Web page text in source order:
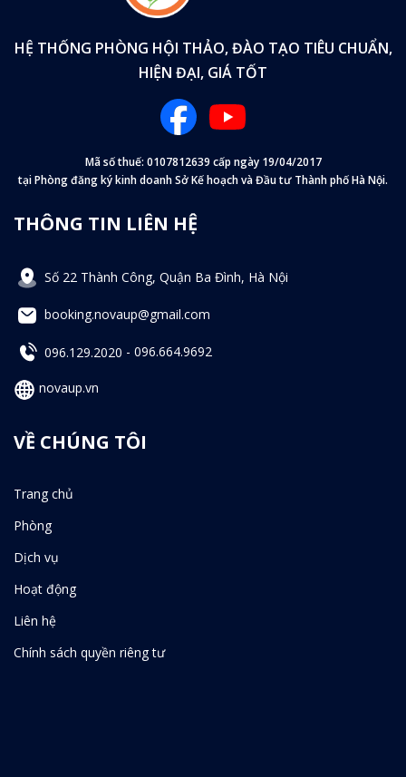
HỆ THỐNG PHÒNG HỘI THẢO, ĐÀO TẠO TIÊU CHUẨN,
HIỆN ĐẠI, GIÁ TỐT
Mã số thuế: 0107812639 cấp ngày 19/04/2017
tại Phòng đăng ký kinh doanh Sở Kế hoạch và Đầu tư Thành phố Hà Nội.
THÔNG TIN LIÊN HỆ
Số 22 Thành Công, Quận Ba Đình, Hà Nội
booking.novaup@gmail.com
096.129.2020 - 096.664.9692
novaup.vn
VỀ CHÚNG TÔI
Trang chủ
Phòng
Dịch vụ
Hoạt động
Liên hệ
Chính sách quyền riêng tư